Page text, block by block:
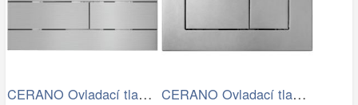
CERANO Ovladací tlačítko WC modulů Lite… CERANO Ovladací tlačítko WC modulů Lite…